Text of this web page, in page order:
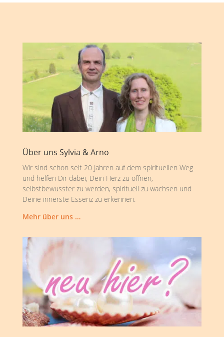
Über uns Sylvia & Arno
Wir sind schon seit 20 Jahren auf dem spirituellen Weg
und helfen Dir dabei, Dein Herz zu öffnen,
selbstbewusster zu werden, spirituell zu wachsen und
Deine innerste Essenz zu erkennen.
Mehr über uns …